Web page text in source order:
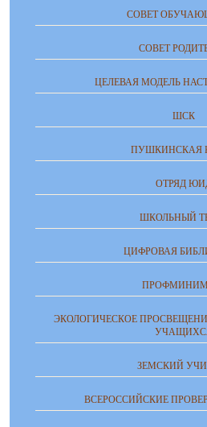
СОВЕТ
СОВЕТ
ЦЕЛЕВАЯ МОДЕЛЬ
ШСК
ПУШКИНСКАЯ
ОТРЯД
ШКОЛЬНЫЙ
ЦИФРОВАЯ
ЭКОЛОГИЧЕСКОЕ
ЗЕМСКИЙ
ВСЕРОССИЙСКИЕ